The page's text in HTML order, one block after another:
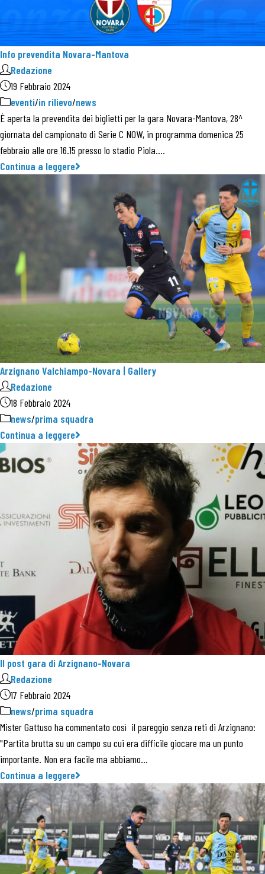
Info prevendita Novara-Mantova
Redazione
19 Febbraio 2024
eventi/in rilievo/news
È aperta la prevendita dei biglietti per la gara Novara-Mantova, 28^
giornata del campionato di Serie C NOW, in programma domenica 25
febbraio alle ore 16.15 presso lo stadio Piola.…
Continua a leggere
Arzignano Valchiampo-Novara | Gallery
Redazione
18 Febbraio 2024
news/prima squadra
Continua a leggere
Il post gara di Arzignano-Novara
Redazione
17 Febbraio 2024
news/prima squadra
Mister Gattuso ha commentato così il pareggio senza reti di Arzignano:
"Partita brutta su un campo su cui era difficile giocare ma un punto
importante. Non era facile ma abbiamo…
Continua a leggere